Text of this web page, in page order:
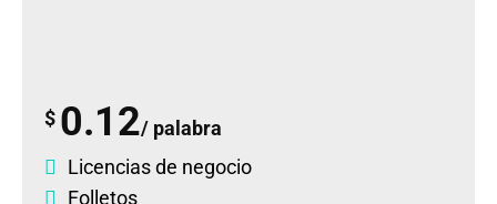
$ 0.12/ palabra
Licencias de negocio
Folletos